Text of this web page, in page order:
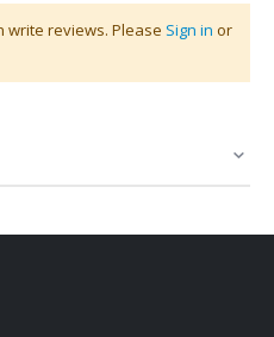
write reviews. Please Sign in or